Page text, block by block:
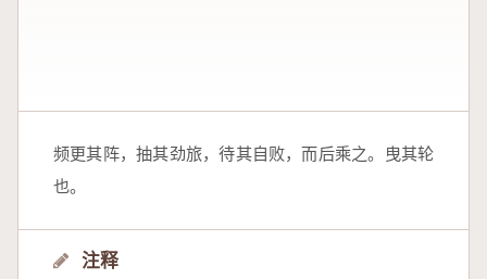
频更其阵，抽其劲旅，待其自败，而后乘之。曳其轮
也。
注释